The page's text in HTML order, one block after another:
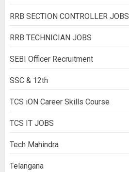
RRB SECTION CONTROLLER JOBS
RRB TECHNICIAN JOBS
SEBI Officer Recruitment
SSC & 12th
TCS iON Career Skills Course
TCS IT JOBS
Tech Mahindra
Telangana